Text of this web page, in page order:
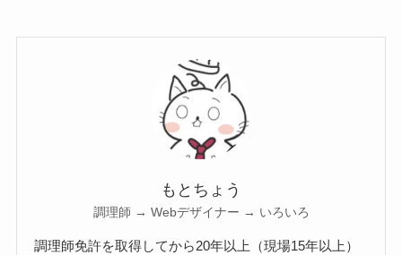
もとちょう
調理師 → Webデザイナー → いろいろ
調理師免許を取得してから20年以上（現場15年以上）